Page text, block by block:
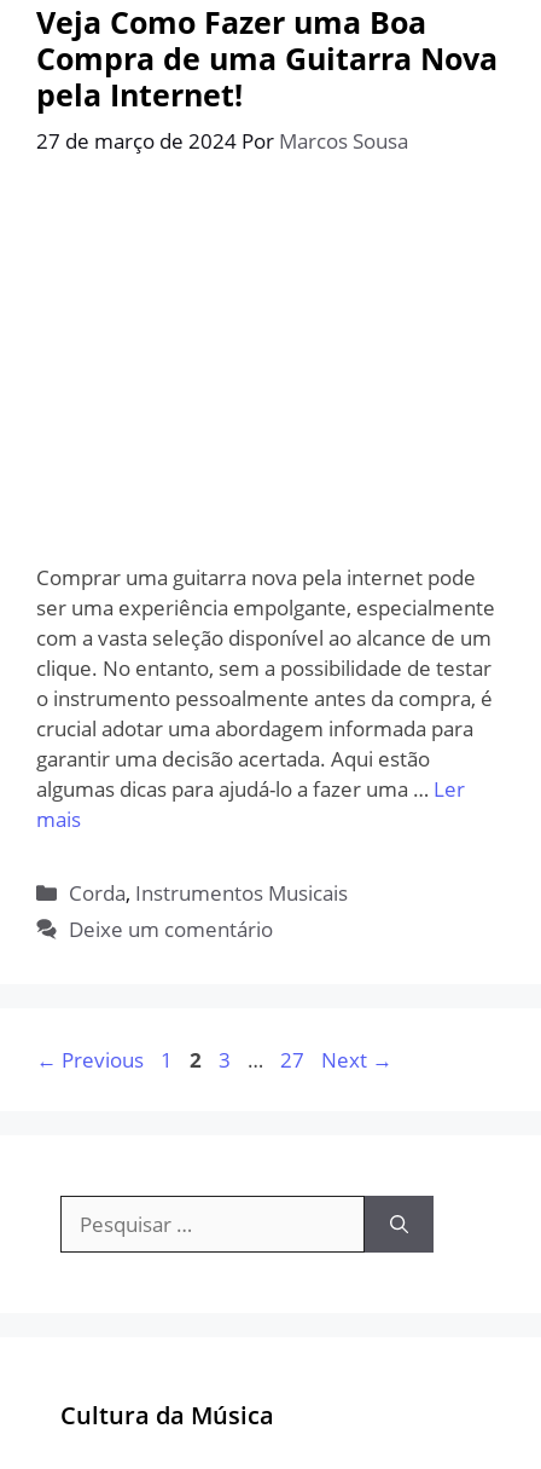
Veja Como Fazer uma Boa
Compra de uma Guitarra Nova
pela Internet!
27 de março de 2024 Por Marcos Sousa
Comprar uma guitarra nova pela internet pode
ser uma experiência empolgante, especialmente
com a vasta seleção disponível ao alcance de um
clique. No entanto, sem a possibilidade de testar
o instrumento pessoalmente antes da compra, é
crucial adotar uma abordagem informada para
garantir uma decisão acertada. Aqui estão
algumas dicas para ajudá-lo a fazer uma … Ler
mais
Categorias
Corda, Instrumentos Musicais
Deixe um comentário
← Previous Page
1 Page
2 Page
3 … Page
27 Next →
Pesquisar
por:
Cultura da Música